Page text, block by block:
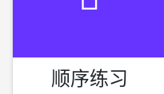
顺序练习